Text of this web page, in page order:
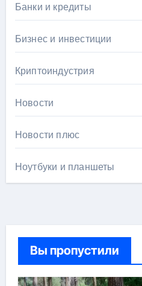
Банки и кредиты
Бизнес и инвестиции
Криптоиндустрия
Новости
Новости плюс
Ноутбуки и планшеты
Вы пропустили